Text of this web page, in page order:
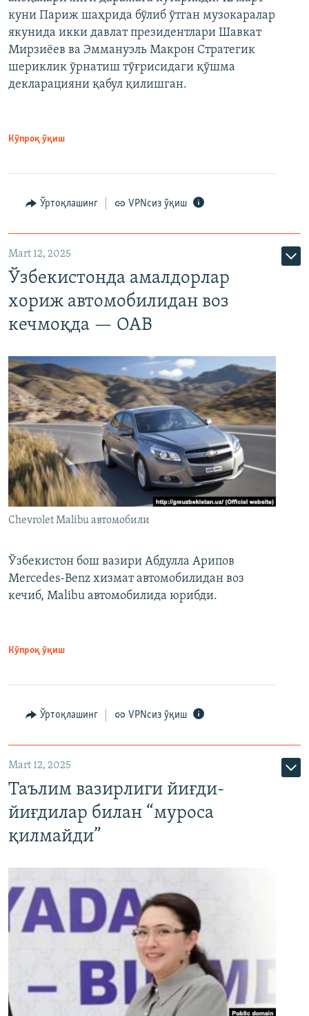
куни Париж шаҳрида бўлиб ўтган музокаралар
якунида икки давлат президентлари Шавкат
Мирзиёев ва Эммануэль Макрон Стратегик
шериклик ўрнатиш тўғрисидаги қўшма
декларацияни қабул қилишган.
Кўпроқ ўқиш
Ўртоқлашинг VPNсиз ўқиш
Mart 12, 2025
Ўзбекистонда амалдорлар
хориж автомобилидан воз
кечмоқда — ОАВ
Chevrolet Malibu автомобили
Ўзбекистон бош вазири Абдулла Арипов
Mercedes-Benz хизмат автомобилидан воз
кечиб, Malibu автомобилида юрибди.
Кўпроқ ўқиш
Ўртоқлашинг VPNсиз ўқиш
Mart 12, 2025
Таълим вазирлиги йиғди-
йиғдилар билан “муроса
қилмайди”